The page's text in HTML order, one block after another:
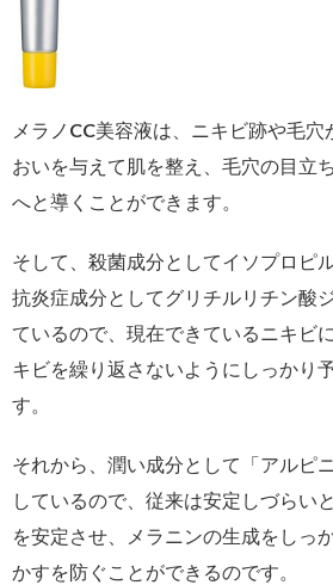
メラノCC美容液は、ニキビ跡や毛
おいを与えて肌を整え、毛穴の目立
へと導くことができます。
そして、殺菌成分としてイソプロピ
抗炎症成分としてグリチルリチン酸
ているので、現在できているニキビ
キビを繰り返さないようにしっかり
す。
それから、潤い成分として「アルピ
しているので、従来は安定しづらい
を安定させ、メラニンの生成をしっ
かすを防ぐことができるのです。